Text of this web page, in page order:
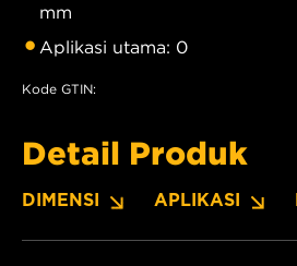
mm
Aplikasi utama: 0
Kode GTIN:
Detail Produk
DIMENSI APLIKASI